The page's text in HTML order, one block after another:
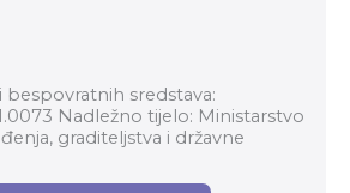
sredstava:
Nadležno tijelo: Ministarstvo
graditeljstva i državne